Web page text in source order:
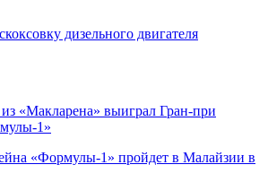
дизельного двигателя
«Макларена» выиграл Гран‑при
«Формулы‑1» пройдет в Малайзии в